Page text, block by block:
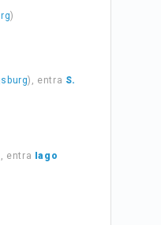
)
), entra S.
entra
Iago